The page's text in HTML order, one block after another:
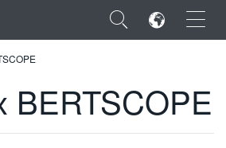
×
BERTSCOPE